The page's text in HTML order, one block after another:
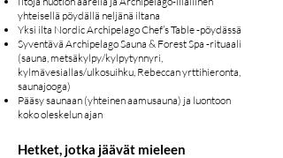
yhteisellä pöydällä neljänä iltana
Yksi ilta Nordic Archipelago Chef’s Table -pöydässä
Syventävä Archipelago Sauna & Forest Spa -rituaali
(sauna, metsäkylpy/kylpytynnyri,
kylmävesiallas/ulkosuihku, Rebeccan yrttihieronta,
saunajooga)
Pääsy saunaan (yhteinen aamusauna) ja luontoon
koko oleskelun ajan
Hetket, jotka jäävät mieleen